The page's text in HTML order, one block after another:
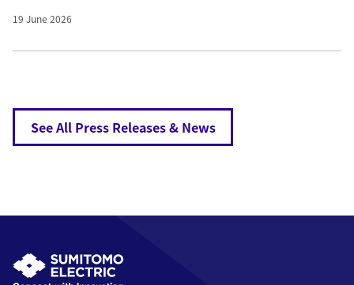
19 June 2026
See All Press Releases & News